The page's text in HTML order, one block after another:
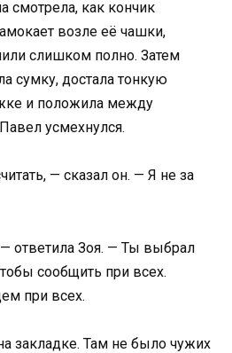
смотрела, как кончик
возле её чашки,
слишком полно. Затем
сумку, достала тонкую
и положила между
усмехнулся.
— сказал он. — Я не за
ответила Зоя. — Ты выбрал
сообщить при всех.
при всех.
закладке. Там не было чужих